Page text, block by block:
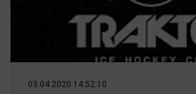
03.04.2020 14:52:10